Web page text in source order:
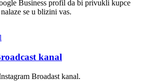
Business profil da bi privukli kupce
se u blizini vas.
kanal
Broadast kanal.